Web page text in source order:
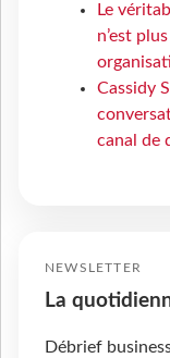
Le
n’est
Cassidy
canal de
NEWSLETTER
La
Débrief